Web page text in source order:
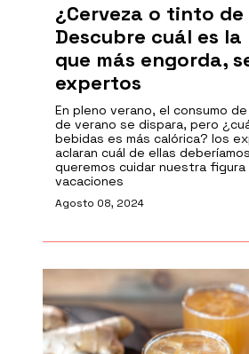
¿Cerveza o tinto
Descubre cuál es
que más engorda,
expertos
En pleno verano, el consumo
de verano se dispara, pero
bebidas es más calórica? los
aclaran cuál de ellas
queremos cuidar nuestra
vacaciones
Agosto 08, 2024